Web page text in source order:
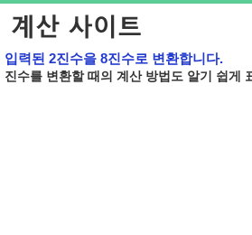
입력된 2진수을 8진수로 변환합니다.
진수를 변환할 때의 계산 방법도 알기 쉽게